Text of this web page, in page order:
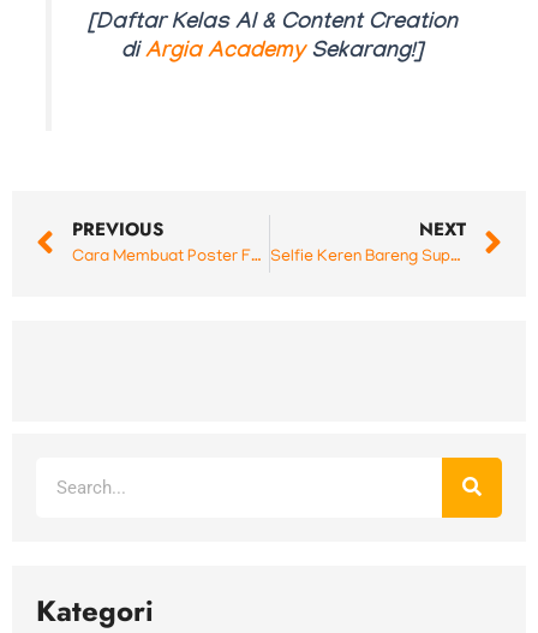
[Daftar Kelas AI & Content Creation
diArgia AcademySekarang!]
PREVIOUS
Cara Membuat Poster Formula 1 dengan Wajah Sendiri Menggunakan AI: Keren, Realistis, dan Mudah!
NEXT
Selfie Keren Bareng Superhero Justice League Pakai AI Gemini!
Kategori